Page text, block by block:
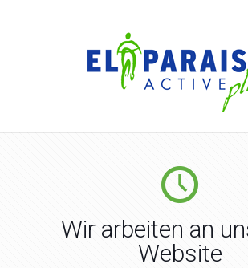
Wir arbeiten an
Website